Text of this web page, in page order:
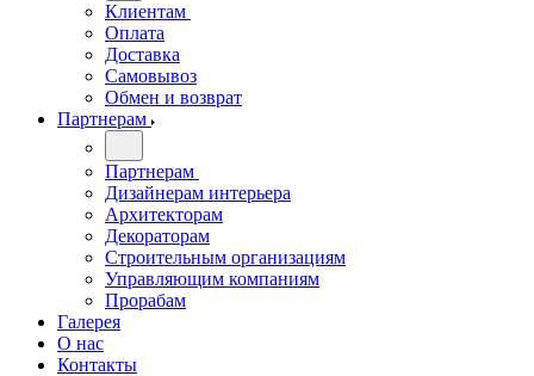
Клиентам
Оплата
Доставка
Самовывоз
Обмен и возврат
Партнерам
Партнерам
Дизайнерам интерьера
Архитекторам
Декораторам
Строительным организациям
Управляющим компаниям
Прорабам
Галерея
О нас
Контакты